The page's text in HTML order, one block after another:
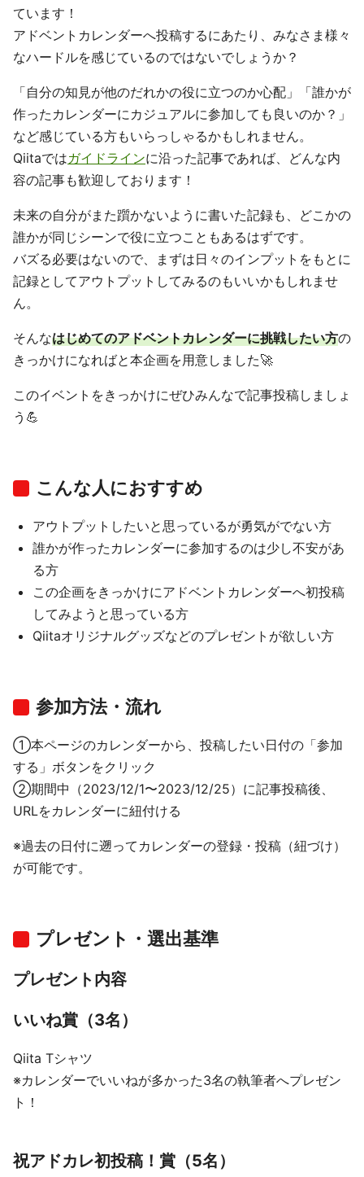
ています！
アドベントカレンダーへ投稿するにあたり、みなさま様々
なハードルを感じているのではないでしょうか？
「自分の知見が他のだれかの役に立つのか心配」「誰かが
作ったカレンダーにカジュアルに参加しても良いのか？」
など感じている方もいらっしゃるかもしれません。
Qiitaではガイドラインに沿った記事であれば、どんな内
容の記事も歓迎しております！
未来の自分がまた躓かないように書いた記録も、どこかの
誰かが同じシーンで役に立つこともあるはずです。
バズる必要はないので、まずは日々のインプットをもとに
記録としてアウトプットしてみるのもいいかもしれませ
ん。
そんなはじめてのアドベントカレンダーに挑戦したい方の
きっかけになればと本企画を用意しました🚀
このイベントをきっかけにぜひみんなで記事投稿しましょ
う💪
こんな人におすすめ
アウトプットしたいと思っているが勇気がでない方
誰かが作ったカレンダーに参加するのは少し不安があ
る方
この企画をきっかけにアドベントカレンダーへ初投稿
してみようと思っている方
Qiitaオリジナルグッズなどのプレゼントが欲しい方
参加方法・流れ
①本ページのカレンダーから、投稿したい日付の「参加
する」ボタンをクリック
②期間中（2023/12/1〜2023/12/25）に記事投稿後、
URLをカレンダーに紐付ける
※過去の日付に遡ってカレンダーの登録・投稿（紐づけ）
が可能です。
プレゼント・選出基準
プレゼント内容
いいね賞（3名）
Qiita Tシャツ
※カレンダーでいいねが多かった3名の執筆者へプレゼン
ト！
祝アドカレ初投稿！賞（5名）